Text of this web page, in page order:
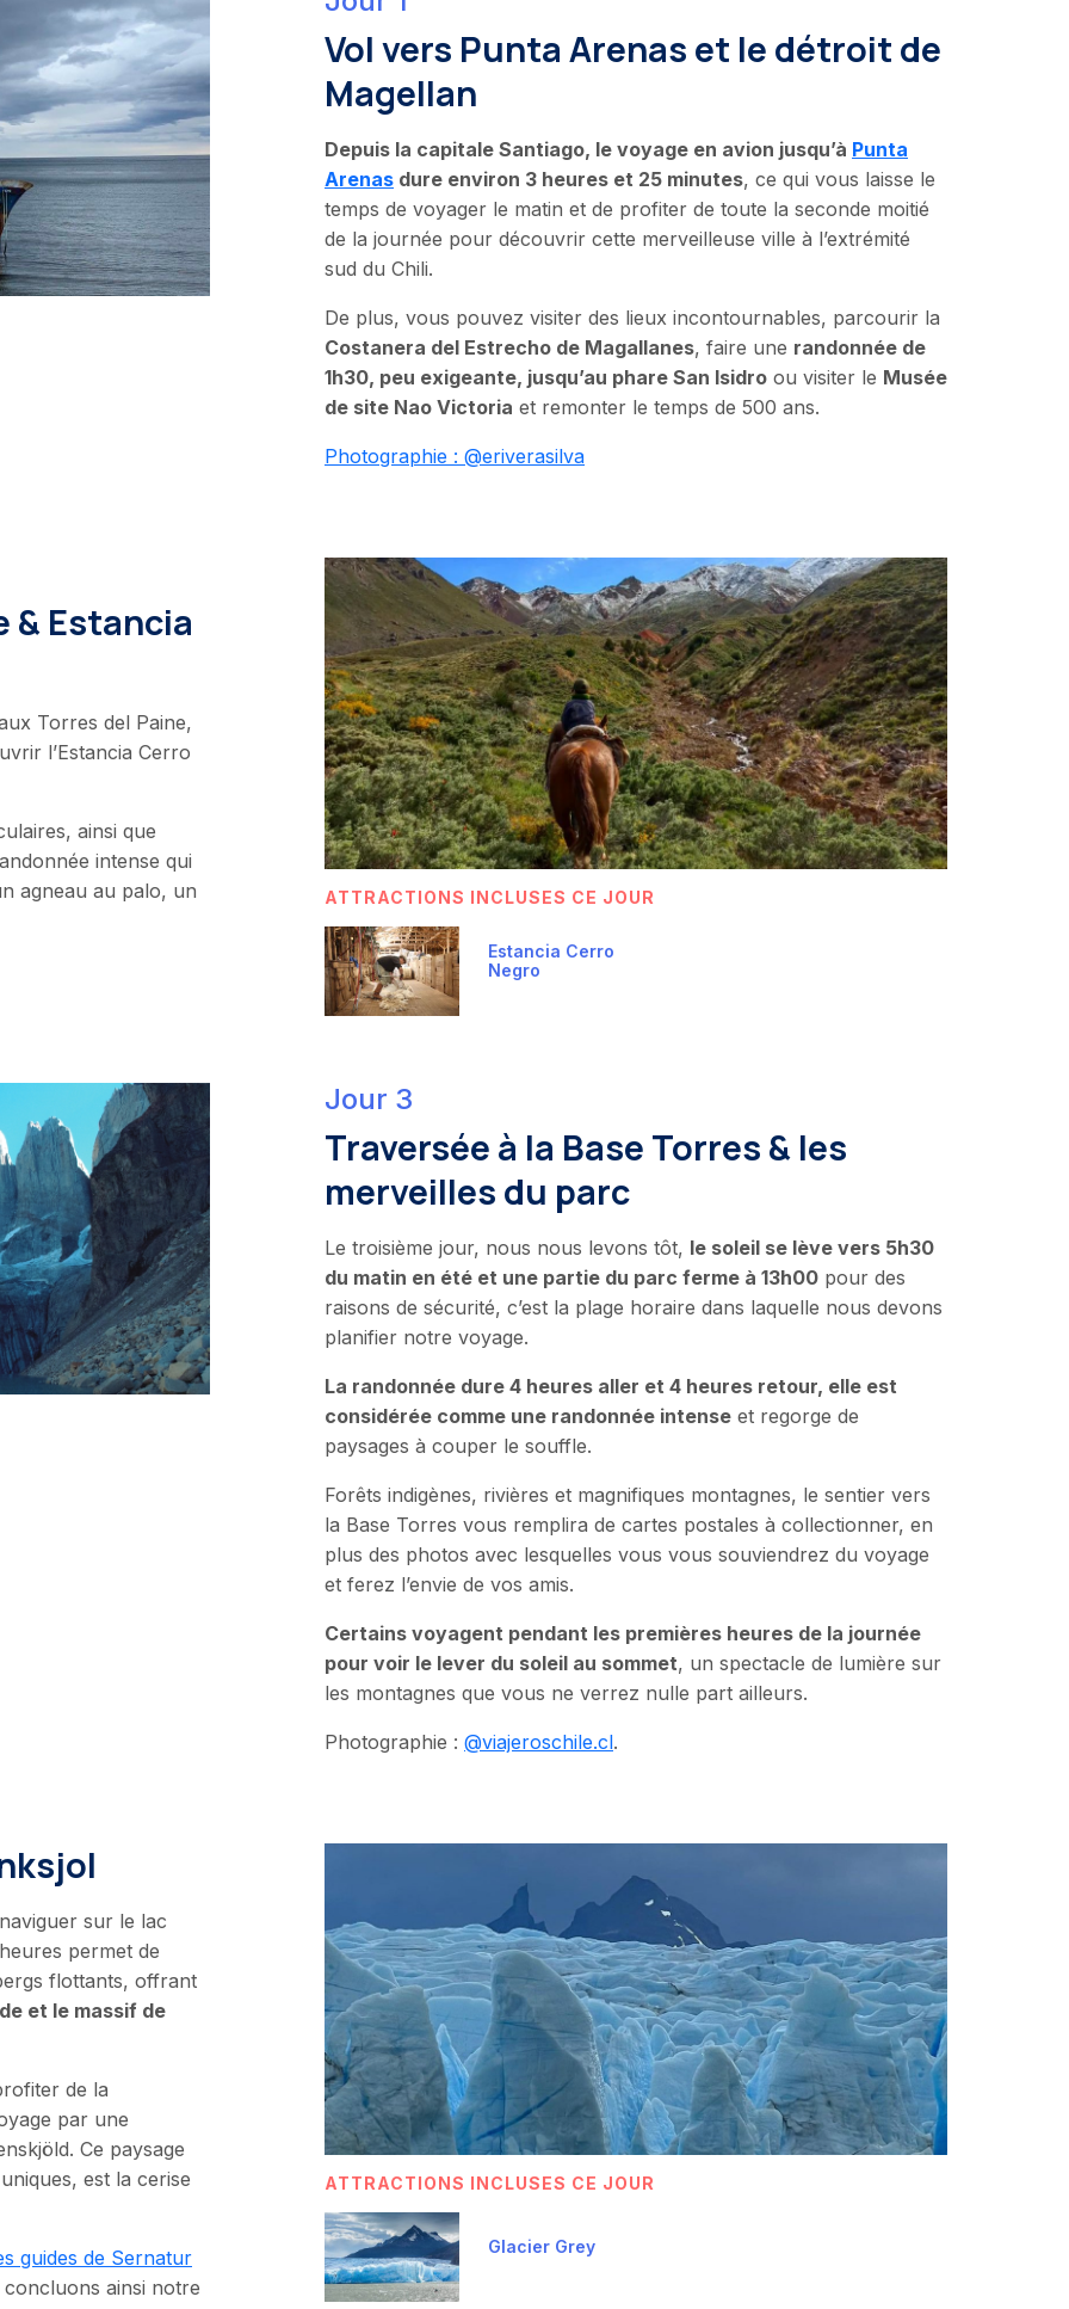
Vol vers Punta Arenas et le détroit de
Magellan
Depuis la capitale Santiago, le voyage en avion jusqu’à Punta
Arenas dure environ 3 heures et 25 minutes, ce qui vous laisse le
temps de voyager le matin et de profiter de toute la seconde moitié
de la journée pour découvrir cette merveilleuse ville à l’extrémité
sud du Chili.
De plus, vous pouvez visiter des lieux incontournables, parcourir la
Costanera del Estrecho de Magallanes, faire une randonnée de
1h30, peu exigeante, jusqu’au phare San Isidro ou visiter le Musée
de site Nao Victoria et remonter le temps de 500 ans.
Photographie : @eriverasilva
ATTRACTIONS INCLUSES CE JOUR
Estancia Cerro
Negro
& Estancia
Torres del Paine,
l’Estancia Cerro
ainsi que
intense qui
agneau au palo, un
Jour 3
Traversée à la Base Torres & les
merveilles du parc
Le troisième jour, nous nous levons tôt, le soleil se lève vers 5h30
du matin en été et une partie du parc ferme à 13h00 pour des
raisons de sécurité, c’est la plage horaire dans laquelle nous devons
planifier notre voyage.
La randonnée dure 4 heures aller et 4 heures retour, elle est
considérée comme une randonnée intense et regorge de
paysages à couper le souffle.
Forêts indigènes, rivières et magnifiques montagnes, le sentier vers
la Base Torres vous remplira de cartes postales à collectionner, en
plus des photos avec lesquelles vous vous souviendrez du voyage
et ferez l’envie de vos amis.
Certains voyagent pendant les premières heures de la journée
pour voir le lever du soleil au sommet, un spectacle de lumière sur
les montagnes que vous ne verrez nulle part ailleurs.
Photographie : @viajeroschile.cl.
ATTRACTIONS INCLUSES CE JOUR
Glacier Grey
sur le lac
permet de
flottants, offrant
et le massif de
de la
par une
Ce paysage
est la cerise
guides de Sernatur
ainsi notre